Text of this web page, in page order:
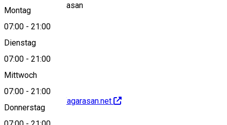
Montag
07:00 - 21:00
Dienstag
07:00 - 21:00
Mittwoch
07:00 - 21:00
Donnerstag
DN 7C Transfagarasan
View on map
http://www.Transfagarasan.net